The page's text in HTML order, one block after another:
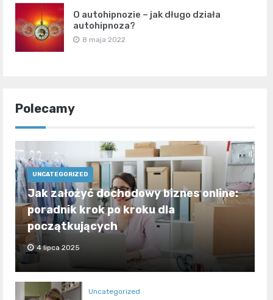
O autohipnozie – jak długo działa
autohipnoza?
8 maja 2022
Polecamy
UNCATEGORIZED
Jak założyć dochodowy biznes online:
poradnik krok po kroku dla
początkujących
4 lipca 2025
Uncategorized